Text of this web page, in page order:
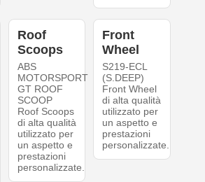
Roof
Scoops
ABS
MOTORSPORT
GT ROOF
SCOOP
Roof Scoops
di alta qualità
utilizzato per
un aspetto e
prestazioni
personalizzate.
Front
Wheel
S219-ECL
(S.DEEP)
Front Wheel
di alta qualità
utilizzato per
un aspetto e
prestazioni
personalizzate.